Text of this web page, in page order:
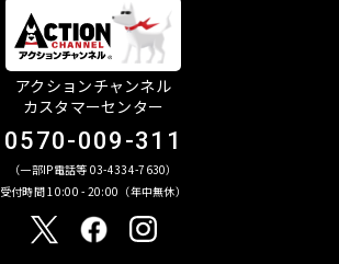
アクションチャンネル
カスタマーセンター
0570-009-311
（一部IP電話等 03-4334-7630）
受付時間 10:00 - 20:00（年中無休）